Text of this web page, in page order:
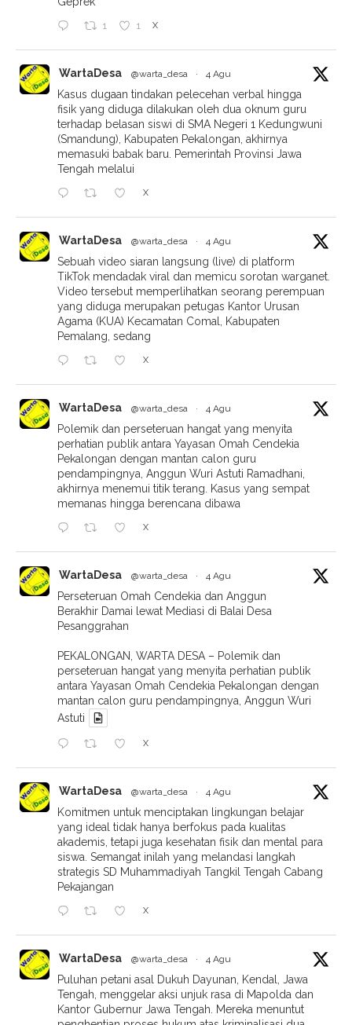
1 1 X
WartaDesa @warta_desa · 4 Agu
Kasus dugaan tindakan pelecehan verbal hingga
fisik yang diduga dilakukan oleh dua oknum guru
terhadap belasan siswi di SMA Negeri 1 Kedungwuni
(Smandung), Kabupaten Pekalongan, akhirnya
memasuki babak baru. Pemerintah Provinsi Jawa
Tengah melalui
X
WartaDesa @warta_desa · 4 Agu
Sebuah video siaran langsung (live) di platform
TikTok mendadak viral dan memicu sorotan warganet.
Video tersebut memperlihatkan seorang perempuan
yang diduga merupakan petugas Kantor Urusan
Agama (KUA) Kecamatan Comal, Kabupaten
Pemalang, sedang
X
WartaDesa @warta_desa · 4 Agu
Polemik dan perseteruan hangat yang menyita
perhatian publik antara Yayasan Omah Cendekia
Pekalongan dengan mantan calon guru
pendampingnya, Anggun Wuri Astuti Ramadhani,
akhirnya menemui titik terang. Kasus yang sempat
memanas hingga berencana dibawa
X
WartaDesa @warta_desa · 4 Agu
Perseteruan Omah Cendekia dan Anggun
Berakhir Damai lewat Mediasi di Balai Desa
Pesanggrahan
PEKALONGAN, WARTA DESA – Polemik dan
perseteruan hangat yang menyita perhatian publik
antara Yayasan Omah Cendekia Pekalongan dengan
mantan calon guru pendampingnya, Anggun Wuri
Astuti
X
WartaDesa @warta_desa · 4 Agu
Komitmen untuk menciptakan lingkungan belajar
yang ideal tidak hanya berfokus pada kualitas
akademis, tetapi juga kesehatan fisik dan mental para
siswa. Semangat inilah yang melandasi langkah
strategis SD Muhammadiyah Tangkil Tengah Cabang
Pekajangan
X
WartaDesa @warta_desa · 4 Agu
Puluhan petani asal Dukuh Dayunan, Kendal, Jawa
Tengah, menggelar aksi unjuk rasa di Mapolda dan
Kantor Gubernur Jawa Tengah. Mereka menuntut